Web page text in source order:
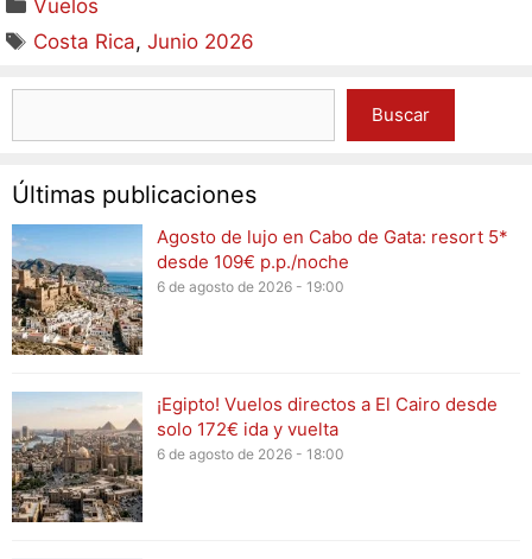
Vuelos
Costa Rica,Junio 2026
Buscar
Últimas publicaciones
Agosto de lujo en Cabo de Gata: resort 5*
desde 109€ p.p./noche
6 de agosto de 2026 - 19:00
¡Egipto! Vuelos directos a El Cairo desde
solo 172€ ida y vuelta
6 de agosto de 2026 - 18:00